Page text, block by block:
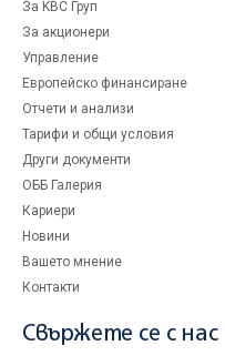
За KBC Груп
За акционери
Управление
Европейско финансиране
Отчети и анализи
Тарифи и общи условия
Други документи
ОББ Галерия
Кариери
Новини
Вашето мнение
Контакти
Свържете се с нас